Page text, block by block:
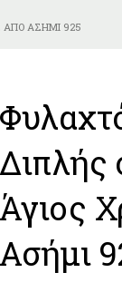
ΑΠΌ ΑΣΉΜΙ 925
Διπλής
Άγιος
Ασήμι